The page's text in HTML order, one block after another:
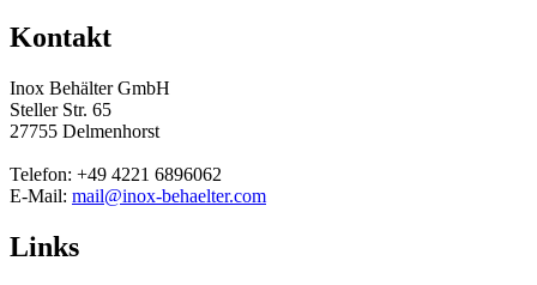
Kontakt
Inox Behälter GmbH
Steller Str. 65
27755 Delmenhorst
Telefon: +49 4221 6896062
E-Mail: mail@inox-behaelter.com
Links